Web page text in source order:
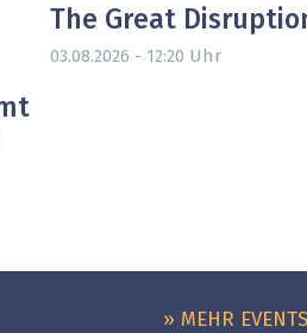
The Great
03.08.2026 - 12:20 Uhr
» MEHR EVENTS